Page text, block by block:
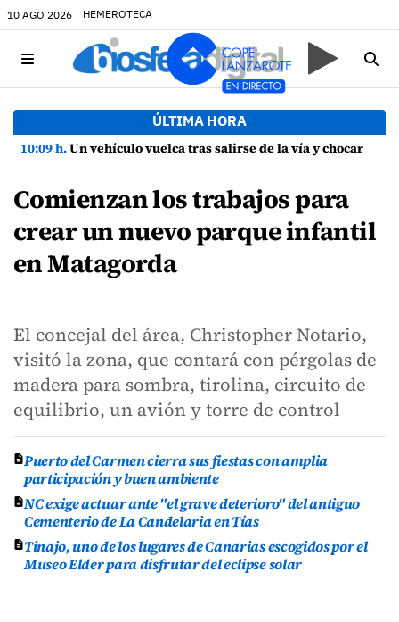
10 AGO 2026 HEMEROTECA
ÚLTIMA HORA
10:09 h.Un vehículo vuelca tras salirse de la vía y chocar contra una farola en Uga
Comienzan los trabajos para
crear un nuevo parque infantil
en Matagorda
El concejal del área, Christopher Notario,
visitó la zona, que contará con pérgolas de
madera para sombra, tirolina, circuito de
equilibrio, un avión y torre de control
Puerto del Carmen cierra sus fiestas con amplia
participación y buen ambiente
NC exige actuar ante "el grave deterioro" del antiguo
Cementerio de La Candelaria en Tías
Tinajo, uno de los lugares de Canarias escogidos por el
Museo Elder para disfrutar del eclipse solar